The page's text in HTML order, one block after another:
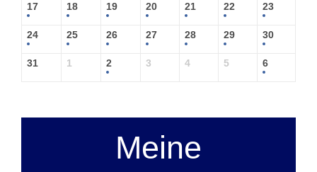
17 18 19 20 21 22 23
24 25 26 27 28 29 30
31 1 2 3 4 5 6
Meine